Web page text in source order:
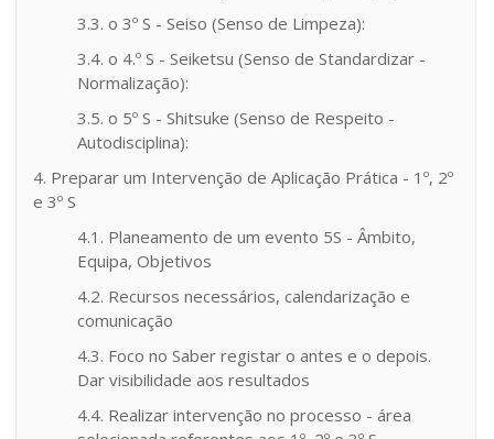
3.3. o 3º S - Seiso (Senso de Limpeza):
3.4. o 4.º S - Seiketsu (Senso de Standardizar -
Normalização):
3.5. o 5º S - Shitsuke (Senso de Respeito -
Autodisciplina):
4. Preparar um Intervenção de Aplicação Prática - 1º, 2º
e 3º S
4.1. Planeamento de um evento 5S - Âmbito,
Equipa, Objetivos
4.2. Recursos necessários, calendarização e
comunicação
4.3. Foco no Saber registar o antes e o depois.
Dar visibilidade aos resultados
4.4. Realizar intervenção no processo - área